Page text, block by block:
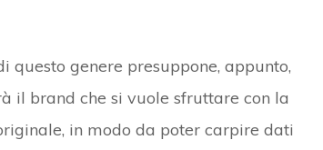
genere presuppone, appunto,
il brand che si vuole sfruttare con la
in modo da poter carpire dati